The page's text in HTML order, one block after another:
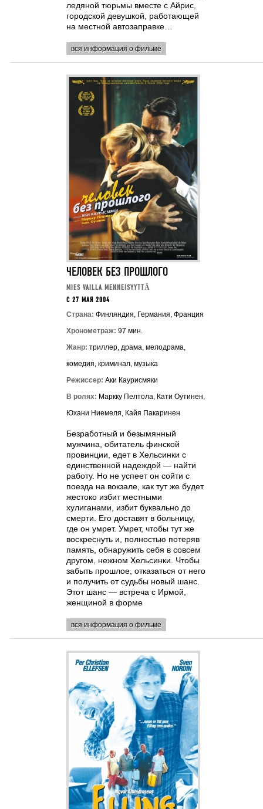
ледяной тюрьмы вместе с Айрис,
городской девушкой, работающей
на местной автозаправке…
вся информация о фильме
ЧЕЛОВЕК БЕЗ ПРОШЛОГО
MIES VAILLA MENNEISYYTTÄ
C 27 МАЯ 2004
Страна: Финляндия, Германия, Франция
Хронометраж: 97 мин.
Жанр: триллер, драма, мелодрама,
комедия, криминал, музыка
Режиссер: Аки Каурисмяки
В ролях: Маркку Пелтола, Кати Оутинен,
Юхани Ниемеля, Кайя Пакаринен
Безработный и безымянный
мужчина, обитатель финской
провинции, едет в Хельсинки с
единственной надеждой — найти
работу. Но не успеет он сойти с
поезда на вокзале, как тут же будет
жестоко избит местными
хулиганами, избит буквально до
смерти. Его доставят в больницу,
где он умрет. Умрет, чтобы тут же
воскреснуть и, полностью потеряв
память, обнаружить себя в совсем
другом, нежном Хельсинки. Чтобы
забыть прошлое, отказаться от него
и получить от судьбы новый шанс.
Этот шанс — встреча с Ирмой,
женщиной в форме
вся информация о фильме